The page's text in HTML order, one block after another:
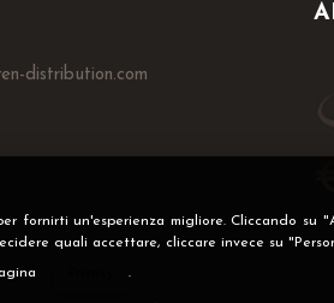
fornirti un'esperienza migliore. Cliccando
quali accettare, cliccare invece su
.
distribution.com